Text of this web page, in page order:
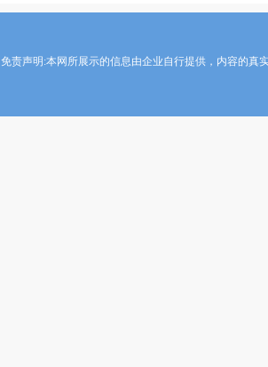
免责声明:本网所展示的信息由企业自行提供，内容的真